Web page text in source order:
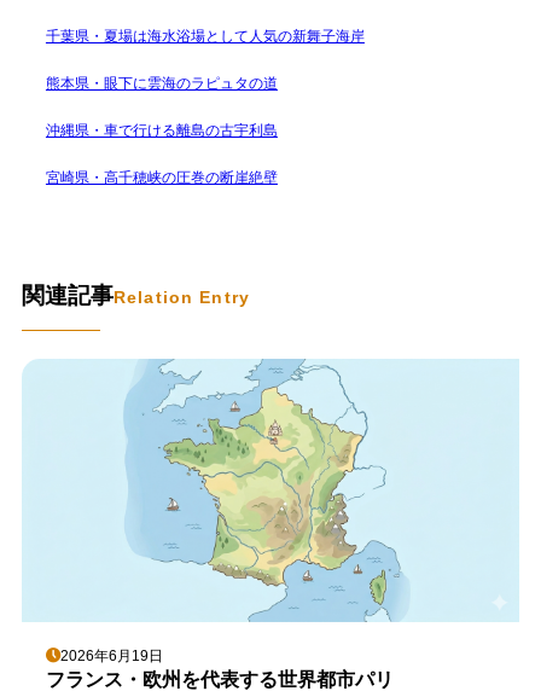
千葉県・夏場は海水浴場として人気の新舞子海岸
熊本県・眼下に雲海のラピュタの道
沖縄県・車で行ける離島の古宇利島
宮崎県・高千穂峡の圧巻の断崖絶壁
関連記事Relation Entry
2026年6月19日
フランス・欧州を代表する世界都市パリ